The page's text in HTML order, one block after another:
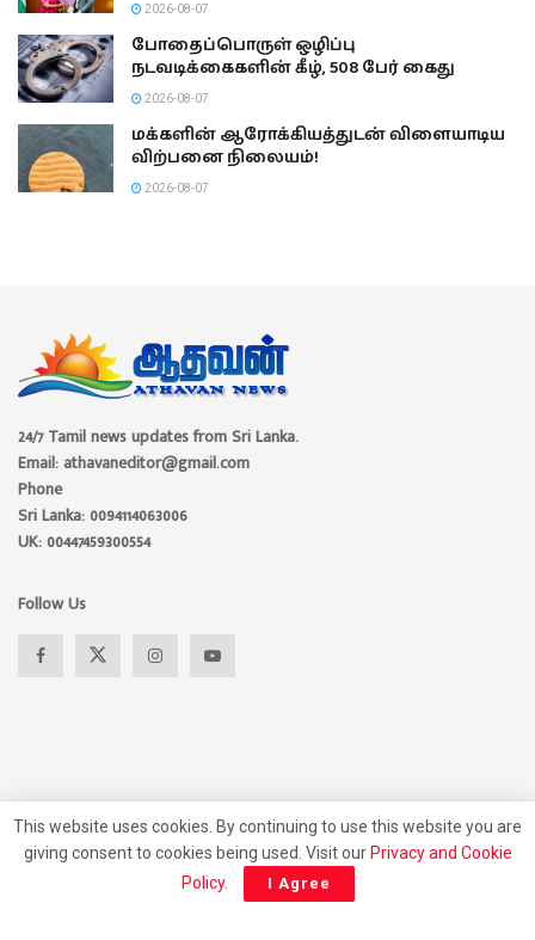
2026-08-07
போதைப்பொருள் ஒழிப்பு
நடவடிக்கைகளின் கீழ், 508 பேர் கைது
2026-08-07
மக்களின் ஆரோக்கியத்துடன் விளையாடிய
விற்பனை நிலையம்!
2026-08-07
24/7 Tamil news updates from Sri Lanka.
Email: athavaneditor@gmail.com
Phone
Sri Lanka: 0094114063006
UK: 00447459300554
Follow Us
About Privacy Policy Contact Us
This website uses cookies. By continuing to use this website you are
giving consent to cookies being used. Visit our Privacy and Cookie
Policy. I Agree